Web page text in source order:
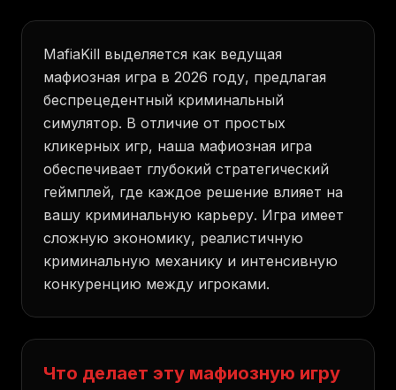
MafiaKill выделяется как ведущая
мафиозная игра в 2026 году, предлагая
беспрецедентный криминальный
симулятор. В отличие от простых
кликерных игр, наша мафиозная игра
обеспечивает глубокий стратегический
геймплей, где каждое решение влияет на
вашу криминальную карьеру. Игра имеет
сложную экономику, реалистичную
криминальную механику и интенсивную
конкуренцию между игроками.
Что делает эту мафиозную игру